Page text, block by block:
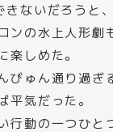
ないだろうと
ンの水上人形劇
楽しめた。
びゅん通り過ぎ
平気だった。
行動の一つひと